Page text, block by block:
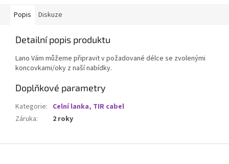
Popis Diskuze
Detailní popis produktu
Lano Vám můžeme připravit v požadované délce se zvolenými
koncovkami/oky z naší nabídky.
Doplňkové parametry
Kategorie: Celní lanka, TIR cabel
Záruka: 2 roky